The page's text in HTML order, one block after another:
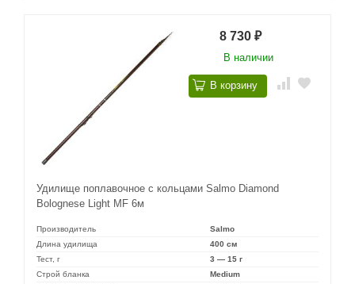
Удилище поплавочное с кольцами Salmo Diamond
Bolognese Light MF 6м
Производитель
Salmo
Длина удилища
400 см
Тест, г
3 — 15 г
Строй бланка
Medium
8 730 ₽
В наличии
В корзину